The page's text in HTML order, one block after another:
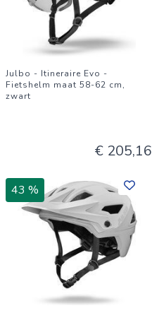
Julbo - Itineraire Evo -
Fietshelm maat 58-62 cm,
zwart
€ 205,16
43 %